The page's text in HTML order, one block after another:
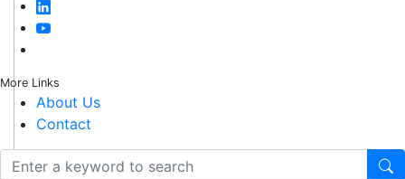
More Links
About Us
Contact